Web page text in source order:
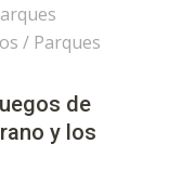
/ Parques
de
y los